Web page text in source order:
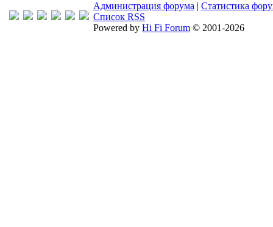
Администрация форума | Статистика
Список RSS
Powered by Hi Fi Forum © 2001-2026